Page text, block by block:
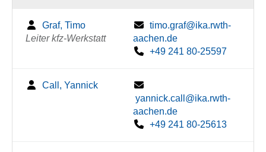
Graf, Timo
Leiter kfz-Werkstatt
timo.graf@ika.rwth-
aachen.de
+49 241 80-25597
Call, Yannick
yannick.call@ika.rwth-
aachen.de
+49 241 80-25613